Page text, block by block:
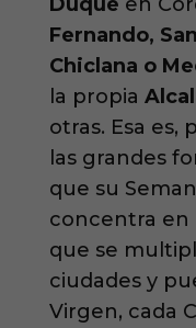
Fernando,
Chiclana o
la propia
otras. Esa es,
las grandes
que su
concentra en
que se
ciudades y
Virgen, cada